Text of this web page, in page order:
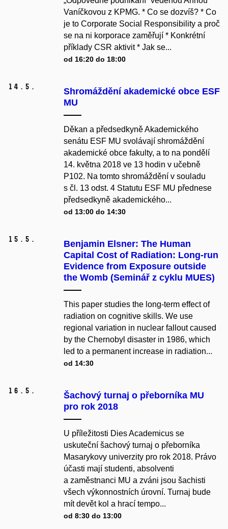
Vaníčkovou z KPMG. * Co se dozvíš? * Co
je to Corporate Social Responsibility a proč
se na ni korporace zaměřují * Konkrétní
příklady CSR aktivit * Jak se...
od 16:20 do 18:00
14. 5.
Shromáždění akademické obce ESF
MU
Děkan a předsedkyně Akademického
senátu ESF MU svolávají shromáždění
akademické obce fakulty, a to na pondělí
14. května 2018 ve 13 hodin v učebně
P102. Na tomto shromáždění v souladu
s čl. 13 odst. 4 Statutu ESF MU přednese
předsedkyně akademického...
od 13:00 do 14:30
15. 5.
Benjamin Elsner: The Human
Capital Cost of Radiation: Long-run
Evidence from Exposure outside
the Womb (Seminář z cyklu MUES)
This paper studies the long-term effect of
radiation on cognitive skills. We use
regional variation in nuclear fallout caused
by the Chernobyl disaster in 1986, which
led to a permanent increase in radiation...
od 14:30
16. 5.
Šachový turnaj o přeborníka MU
pro rok 2018
U příležitosti Dies Academicus se
uskuteční šachový turnaj o přeborníka
Masarykovy univerzity pro rok 2018. Právo
účasti mají studenti, absolventi
a zaměstnanci MU a zváni jsou šachisti
všech výkonnostních úrovní. Turnaj bude
mít devět kol a hrací tempo...
od 8:30 do 13:00